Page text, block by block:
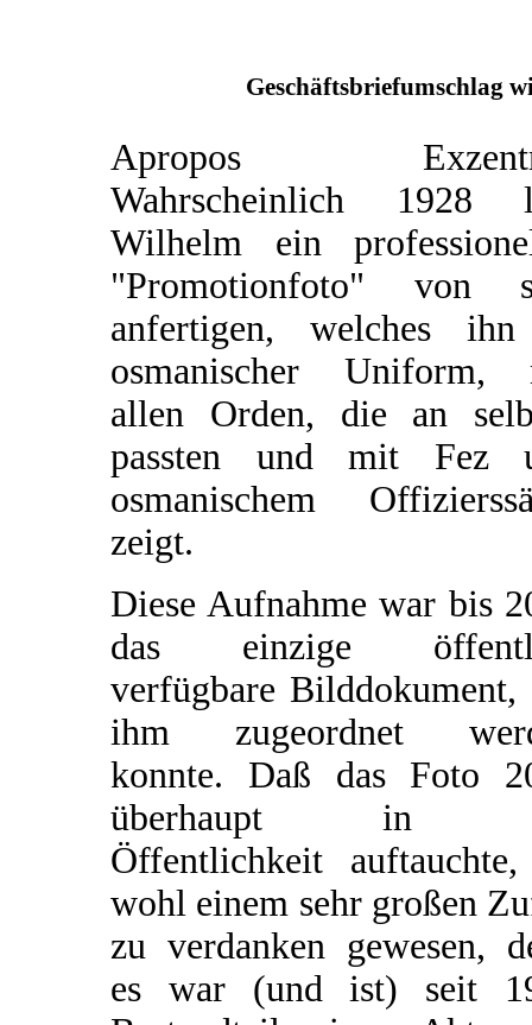
Geschäftsbriefumschlag
Apropos
Wahrscheinlich 1928
Wilhelm ein
"Promotionfoto" von
anfertigen, welches
osmanischer Uniform,
allen Orden, die an
passten und mit Fez
osmanischem
zeigt.
Diese Aufnahme war bis
das einzige
verfügbare Bilddokument,
ihm zugeordnet
konnte. Daß das Foto
überhaupt in
Öffentlichkeit
wohl einem sehr großen
zu verdanken gewesen,
es war (und ist) seit